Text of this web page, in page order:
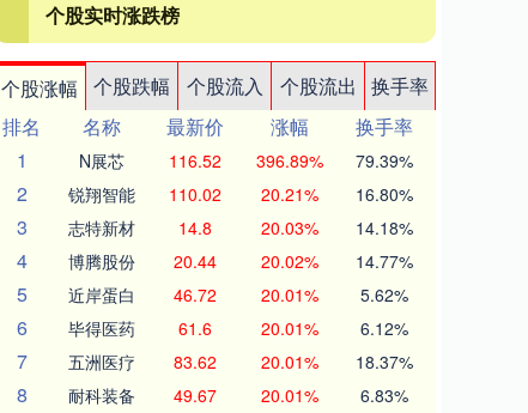
个股实时涨跌榜
个股涨幅 个股跌幅 个股流入 个股流出
换手率
排名
名称 最新价 涨幅
换手率
1
N展芯 116.52 396.89% 79.39%
2 锐翔智能 110.02 20.21% 16.80%
3 志特新材 14.8 20.03% 14.18%
4 博腾股份 20.44 20.02% 14.77%
5 近岸蛋白 46.72 20.01% 5.62%
6 毕得医药 61.6 20.01% 6.12%
7 五洲医疗 83.62 20.01% 18.37%
8 耐科装备 49.67 20.01% 6.83%